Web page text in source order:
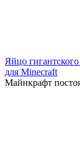
Яйцо
для Minecraft
Майнкрафт